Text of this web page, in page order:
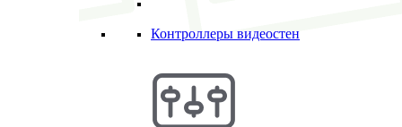
Контроллеры видеостен